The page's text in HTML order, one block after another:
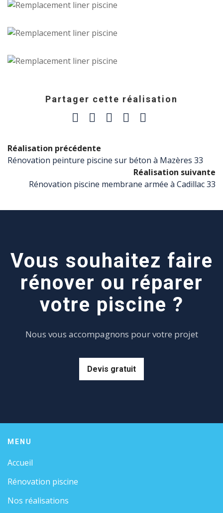
Partager cette réalisation
Réalisation précédente
Rénovation peinture piscine sur béton à Mazères 33
Réalisation suivante
Rénovation piscine membrane armée à Cadillac 33
Vous souhaitez faire
rénover ou réparer
votre piscine ?
Nous vous accompagnons pour votre projet
Devis gratuit
MENU
Accueil
Rénovation piscine
Nos réalisations